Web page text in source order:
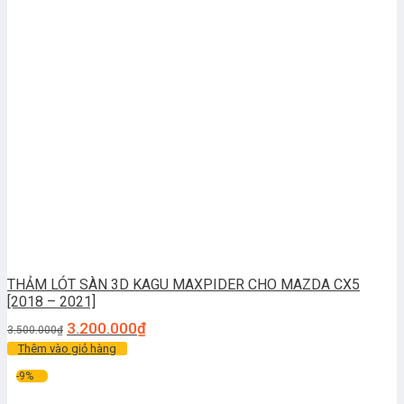
THẢM LÓT SÀN 3D KAGU MAXPIDER CHO MAZDA CX5
[2018 – 2021]
3.500.000₫ 3.200.000₫
Thêm vào giỏ hàng
-9%